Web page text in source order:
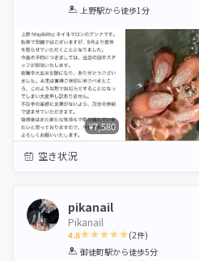
1 2 3 4 5
上野駅から徒歩1分
¥7,580
空き状況
pikanail
Pikanail
4.8
1 2 3 4 5
(2件)
御徒町駅から徒歩5分